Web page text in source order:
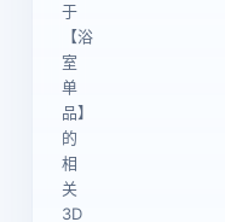
于
【浴
室
单
品】
的
相
关
3D